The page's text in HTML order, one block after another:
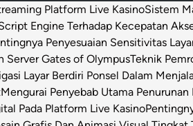
Platform Live KasinoSistem
Engine Terhadap Kecepatan
Penyesuaian Sensitivitas
Server Gates of OlympusTeknik
Layar Berdiri Ponsel Dalam
Mengurai Penyebab Utama
Pada Platform Live Kasino